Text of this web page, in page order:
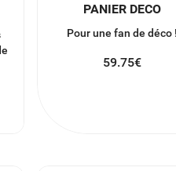
PANIER DECO
Pour une fan de déco !
59.75€